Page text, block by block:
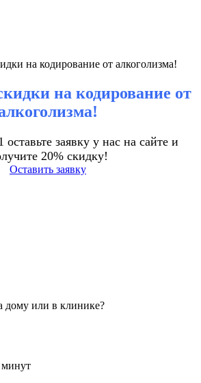
на кодирование от
заявку у нас на сайте и
20% скидку!
Оставить заявку
или в клинике?
минут